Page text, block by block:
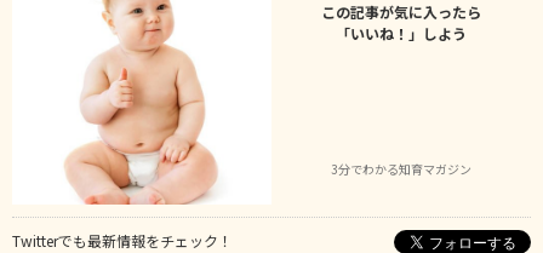
この記事が気に入ったら
「いいね！」しよう
3分でわかる知育マガジン
Twitterでも最新情報をチェック！